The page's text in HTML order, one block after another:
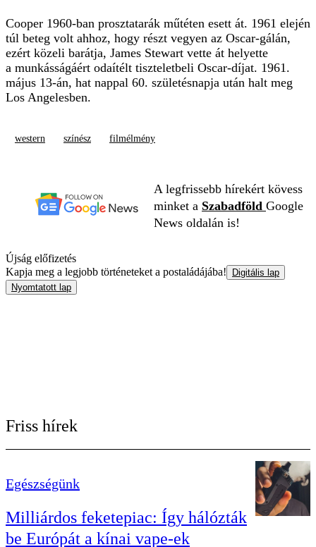
Cooper 1960-ban prosztatarák műtéten esett át. 1961 elején
túl beteg volt ahhoz, hogy részt vegyen az Oscar-gálán,
ezért közeli barátja, James Stewart vette át helyette
a munkásságáért odaítélt tiszteletbeli Oscar-díjat. 1961.
május 13-án, hat nappal 60. születésnapja után halt meg
Los Angelesben.
western színész filmélmény
A legfrissebb hírekért kövess
minket a Szabadföld Google
News oldalán is!
Újság előfizetés
Kapja meg a legjobb történeteket a postaládájába!
Digitális lap
Nyomtatott lap
Friss hírek
Egészségünk
Milliárdos feketepiac: Így hálózták
be Európát a kínai vape-ek